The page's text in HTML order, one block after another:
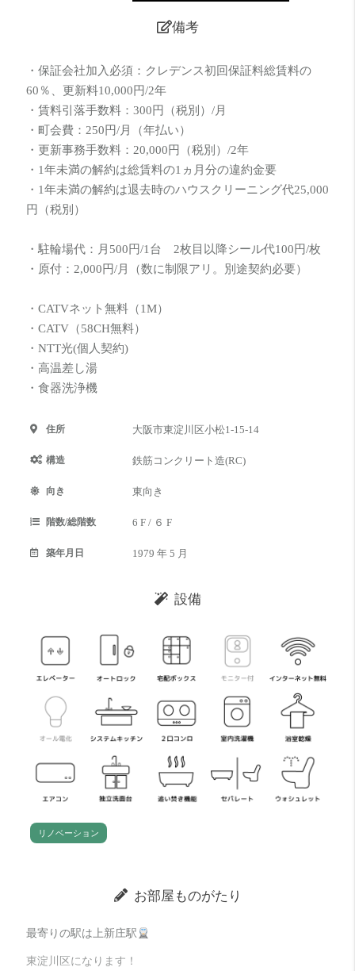
備考
・保証会社加入必須：クレデンス初回保証料総賃料の
60％、更新料10,000円/2年
・賃料引落手数料：300円（税別）/月
・町会費：250円/月（年払い）
・更新事務手数料：20,000円（税別）/2年
・1年未満の解約は総賃料の1ヵ月分の違約金要
・1年未満の解約は退去時のハウスクリーニング代25,000
円（税別）
・駐輪場代：月500円/1台 2枚目以降シール代100円/枚
・原付：2,000円/月（数に制限アリ。別途契約必要）
・CATVネット無料（1M）
・CATV（58CH無料）
・NTT光(個人契約)
・高温差し湯
・食器洗浄機
住所 大阪市東淀川区小松1-15-14
構造 鉄筋コンクリート造(RC)
向き 東向き
階数/総階数 6 F / ６ F
築年月日 1979 年 5 月
設備
リノベーション
お部屋ものがたり
最寄りの駅は上新庄駅
東淀川区になります！